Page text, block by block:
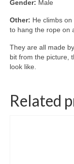
Gender: Male
Other: He climbs
to hang the rope on
They are all made
bit from the picture,
look like.
Related